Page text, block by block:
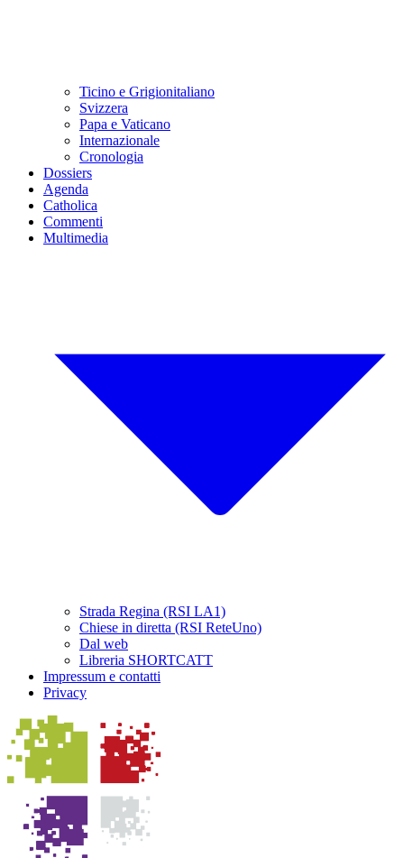
Ticino e Grigionitaliano
Svizzera
Papa e Vaticano
Internazionale
Cronologia
Dossiers
Agenda
Catholica
Commenti
Multimedia
Strada Regina (RSI LA1)
Chiese in diretta (RSI ReteUno)
Dal web
Libreria SHORTCATT
Impressum e contatti
Privacy